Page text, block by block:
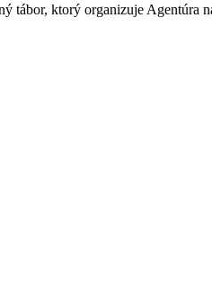
tábor, ktorý organizuje Agentúra